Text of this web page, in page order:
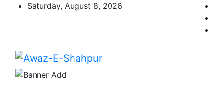
Saturday, August 8, 2026
Awaz-E-Shahpur